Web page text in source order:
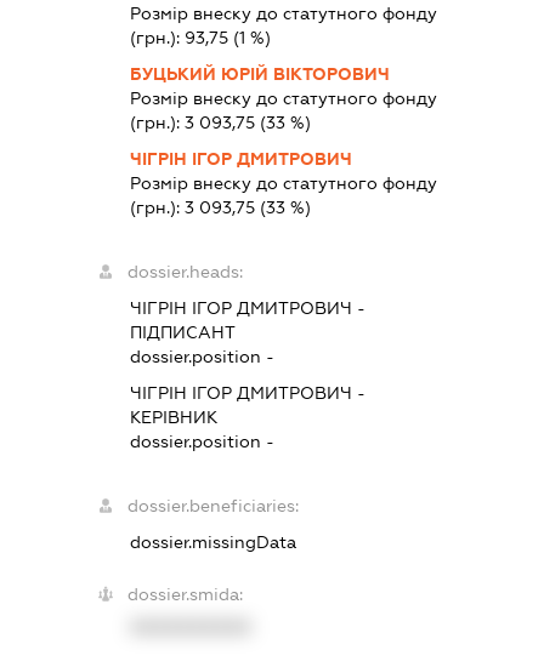
Розмір внеску до статутного фонду
(грн.): 93,75 (1 %)
БУЦЬКИЙ ЮРІЙ ВІКТОРОВИЧ
Розмір внеску до статутного фонду
(грн.):3 093,75 (33 %)
ЧІГРІН ІГОР ДМИТРОВИЧ
Розмір внеску до статутного фонду
(грн.):3 093,75 (33 %)
dossier.heads:
ЧІГРІН ІГОР ДМИТРОВИЧ -
ПІДПИСАНТ
dossier.position -
ЧІГРІН ІГОР ДМИТРОВИЧ -
КЕРІВНИК
dossier.position -
dossier.beneficiaries:
dossier.missingData
dossier.smida: